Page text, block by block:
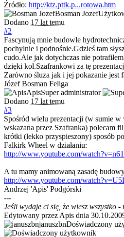
Źródło: http://ktz.pttk.p...rotowa.htm
Bosman Jozef
Dodano 17 lat temu
#2
Fascynują mnie budowle
pochylnie i podnośnie.Gdzieś tam
cudo.Ale jak dotychczas nie
dzięki kol.Szafrankowi za tę
Zarówno śluza jak i jej pokazanie jest
Józef Bosman Feliga
ApisSuper administrator
Dodano 17 lat temu
#3
Spośród wielu prezentacji (w sumie
wskazana przez Szafranka) polecam
krótki (lekko przyspieszony) sposób
Falkirk Wheel w działaniu:
http://www.youtube.com/
A tu mamy animowaną zasadę
http://www.youtube.com/
Andrzej 'Apis' Podgórski
---
Jeśli wydaje ci się, że wiesz wszystko
Edytowany przez Apis dnia
januszbnDoświadczony